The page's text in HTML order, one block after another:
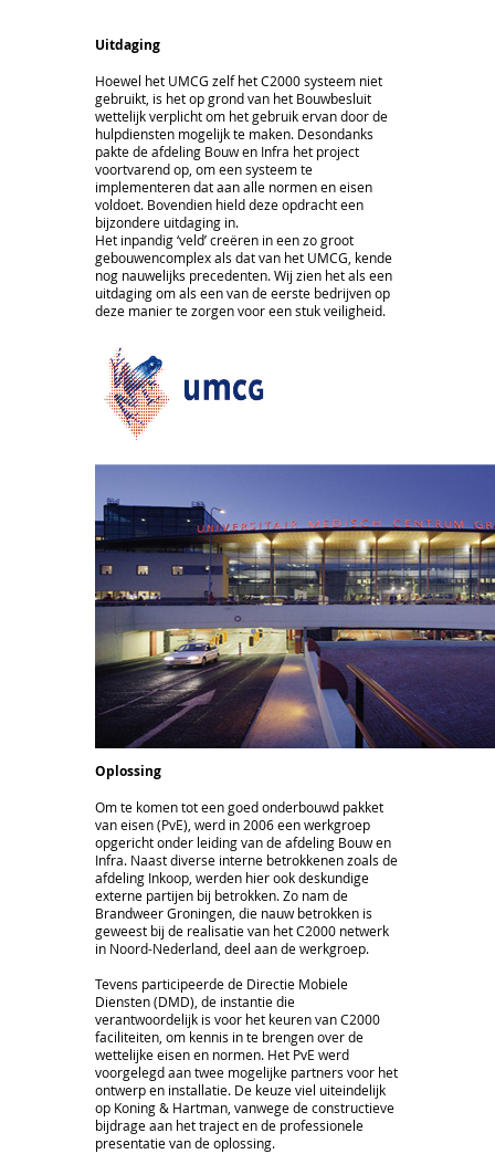
Uitdaging
Hoewel het UMCG zelf het C2000 systeem niet
gebruikt, is het op grond van het Bouwbesluit
wettelijk verplicht om het gebruik ervan door de
hulpdiensten mogelijk te maken. Desondanks
pakte de afdeling Bouw en Infra het project
voortvarend op, om een systeem te
implementeren dat aan alle normen en eisen
voldoet. Bovendien hield deze opdracht een
bijzondere uitdaging in.
Het inpandig ‘veld’ creëren in een zo groot
gebouwencomplex als dat van het UMCG, kende
nog nauwelijks precedenten. Wij zien het als een
uitdaging om als een van de eerste bedrijven op
deze manier te zorgen voor een stuk veiligheid.
Oplossing
Om te komen tot een goed onderbouwd pakket
van eisen (PvE), werd in 2006 een werkgroep
opgericht onder leiding van de afdeling Bouw en
Infra. Naast diverse interne betrokkenen zoals de
afdeling Inkoop, werden hier ook deskundige
externe partijen bij betrokken. Zo nam de
Brandweer Groningen, die nauw betrokken is
geweest bij de realisatie van het C2000 netwerk
in Noord-Nederland, deel aan de werkgroep.
Tevens participeerde de Directie Mobiele
Diensten (DMD), de instantie die
verantwoordelijk is voor het keuren van C2000
faciliteiten, om kennis in te brengen over de
wettelijke eisen en normen. Het PvE werd
voorgelegd aan twee mogelijke partners voor het
ontwerp en installatie. De keuze viel uiteindelijk
op Koning & Hartman, vanwege de constructieve
bijdrage aan het traject en de professionele
presentatie van de oplossing.